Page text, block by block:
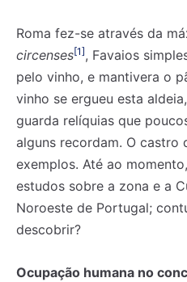
Roma fez-se através da
circenses[1], Favaios
pelo vinho, e mantivera o
vinho se ergueu esta
guarda relíquias que
alguns recordam. O castro
exemplos. Até ao
estudos sobre a zona e a
Noroeste de Portugal;
descobrir?
Ocupação humana no